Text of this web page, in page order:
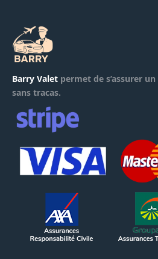
Barry Valet permet de s’assurer
sans tracas.